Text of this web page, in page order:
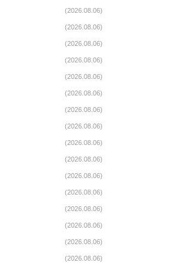
(2026.08.06)
(2026.08.06)
(2026.08.06)
(2026.08.06)
(2026.08.06)
(2026.08.06)
(2026.08.06)
(2026.08.06)
(2026.08.06)
(2026.08.06)
(2026.08.06)
(2026.08.06)
(2026.08.06)
(2026.08.06)
(2026.08.06)
(2026.08.06)